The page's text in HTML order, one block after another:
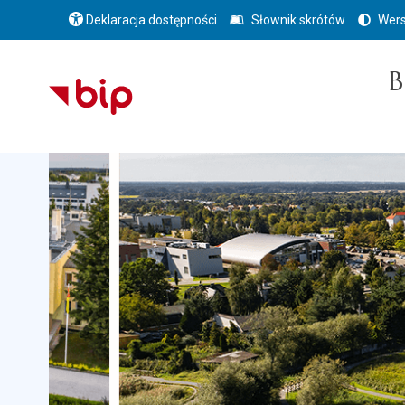
Deklaracja dostępności Słownik skrótów